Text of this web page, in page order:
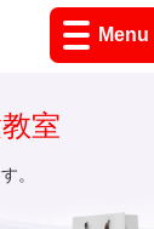
Menu
室
。